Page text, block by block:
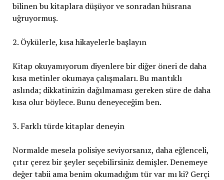
bilinen bu kitaplara düşüyor ve sonradan hüsrana
uğruyormuş.
2. Öykülerle, kısa hikayelerle başlayın
Kitap okuyamıyorum diyenlere bir diğer öneri de daha
kısa metinler okumaya çalışmaları. Bu mantıklı
aslında; dikkatinizin dağılmaması gereken süre de daha
kısa olur böylece. Bunu deneyeceğim ben.
3. Farklı türde kitaplar deneyin
Normalde mesela polisiye seviyorsanız, daha eğlenceli,
çıtır çerez bir şeyler seçebilirsiniz demişler. Denemeye
değer tabii ama benim okumadığım tür var mı ki? Gerçi